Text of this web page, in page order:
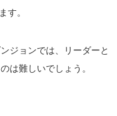
す。
ジョンでは、リーダーと
は難しいでしょう。